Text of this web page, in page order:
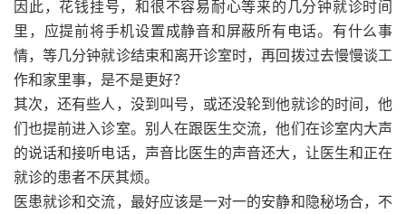
因此，花钱挂号，和很不容易耐心等来的几分钟就诊时间
里，应提前将手机设置成静音和屏蔽所有电话。有什么事
情，等几分钟就诊结束和离开诊室时，再回拨过去慢慢谈工
作和家里事，是不是更好？
其次，还有些人，没到叫号，或还没轮到他就诊的时间，他
们也提前进入诊室。别人在跟医生交流，他们在诊室内大声
的说话和接听电话，声音比医生的声音还大，让医生和正在
就诊的患者不厌其烦。
医患就诊和交流，最好应该是一对一的安静和隐秘场合，不